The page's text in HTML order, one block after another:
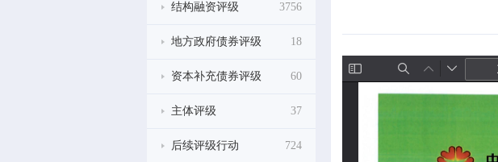
结构融资评级 3756
地方政府债券评级 18
资本补充债券评级 60
主体评级 37
后续评级行动 724